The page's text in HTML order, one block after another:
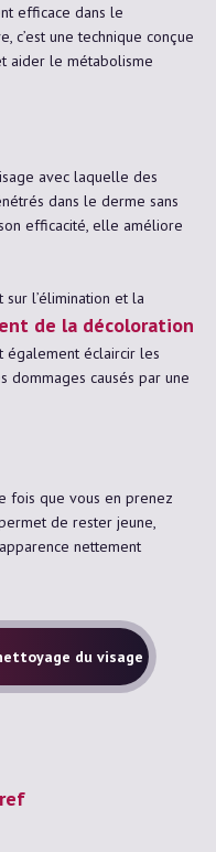
efficace dans le
c’est une technique conçue
aider le métabolisme
avec laquelle des
dans le derme sans
efficacité, elle améliore
sur l’élimination et la
de la décoloration
également éclaircir les
causés par une
fois que vous en prenez
de rester jeune,
nettement
du visage